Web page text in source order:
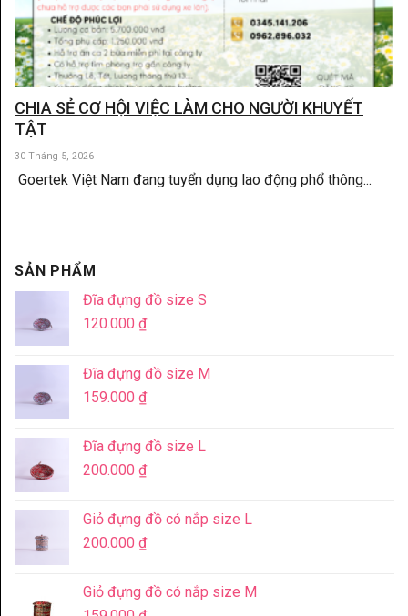
CHIA SẺ CƠ HỘI VIỆC LÀM CHO NGƯỜI KHUYẾT
TẬT
30 Tháng 5, 2026
Goertek Việt Nam đang tuyển dụng lao động phổ thông...
SẢN PHẨM
Đĩa đựng đồ size S
120.000 ₫
Đĩa đựng đồ size M
159.000 ₫
Đĩa đựng đồ size L
200.000 ₫
Giỏ đựng đồ có nắp size L
200.000 ₫
Giỏ đựng đồ có nắp size M